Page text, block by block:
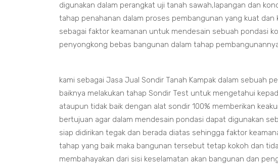
digunakan dalam perangkat uji tanah sawah,lapangan dan
tahap penahanan dalam proses pembangunan yang kuat dan
sebagai faktor keamanan untuk mendesain sebuah pondasi
penyongkong bebas bangunan dalam tahap
kami sebagai Jasa Jual Sondir Tanah Kampak dalam sebuah
baiknya melakukan tahap Sondir Test untuk mengetahui
ataupun tidak baik dengan alat sondir 100% memberikan
bertujuan agar dalam mendesain pondasi dapat digunakan
siap didirikan tegak dan berada diatas sehingga faktor
tahap yang baik maka bangunan tersebut tetap kokoh dan
membahayakan dari sisi keselamatan akan bangunan dan